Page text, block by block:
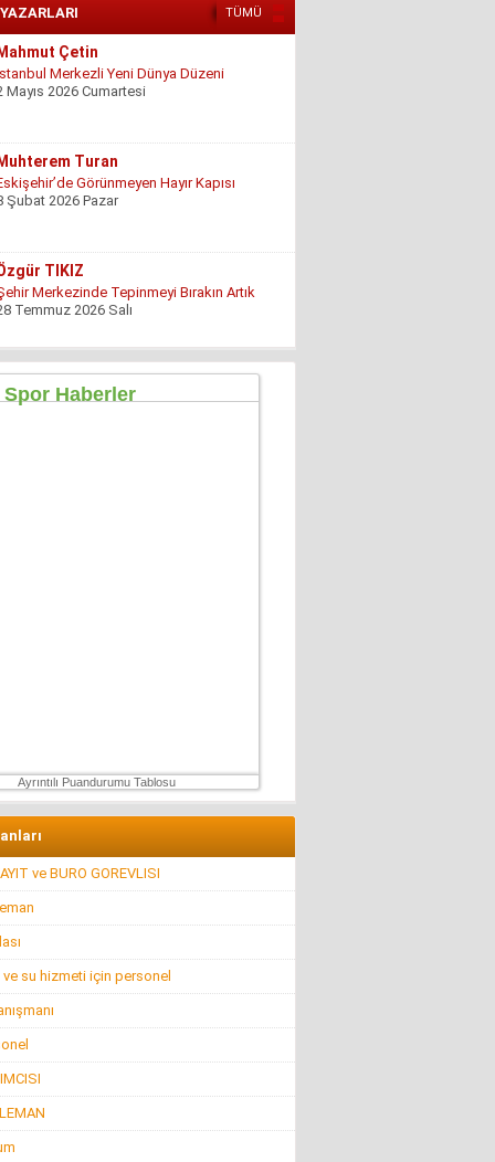
TÜMÜ
Çetin
Merkezli Yeni Dünya Düzeni
Mayıs 2026 Cumartesi
Turan
Görünmeyen Hayır Kapısı
Şubat 2026 Pazar
TIKIZ
Merkezinde Tepinmeyi Bırakın Artık
Temmuz 2026 Salı
Kocabay
Fetö provokasyon mu!”
Ayrıntılı Puandurumu Tablosu
ve BURO GOREVLISI
su hizmeti için personel